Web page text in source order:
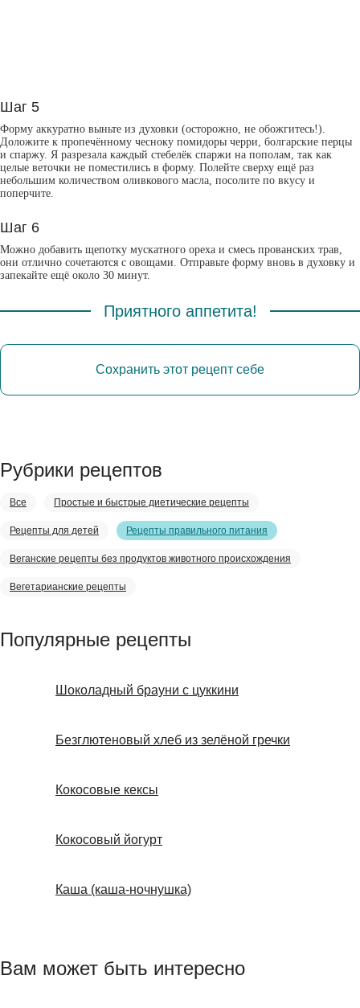
Шаг 5
Форму аккуратно выньте из духовки (осторожно, не обожгитесь!).
Доложите к пропечённому чесноку помидоры черри, болгарские перцы
и спаржу. Я разрезала каждый стебелёк спаржи на пополам, так как
целые веточки не поместились в форму. Полейте сверху ещё раз
небольшим количеством оливкового масла, посолите по вкусу и
поперчите.
Шаг 6
Можно добавить щепотку мускатного ореха и смесь прованских трав,
они отлично сочетаются с овощами. Отправьте форму вновь в духовку и
запекайте ещё около 30 минут.
Приятного аппетита!
Сохранить этот рецепт себе
Рубрики рецептов
Все Простые и быстрые диетические рецепты
Рецепты для детей Рецепты правильного питания
Веганские рецепты без продуктов животного происхождения
Вегетарианские рецепты
Популярные рецепты
Шоколадный брауни с цуккини
Безглютеновый хлеб из зелёной гречки
Кокосовые кексы
Кокосовый йогурт
Каша (каша-ночнушка)
Вам может быть интересно